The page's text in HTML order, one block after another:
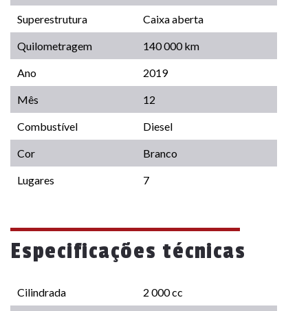
Superestrutura Caixa aberta
Quilometragem 140 000 km
Ano 2019
Mês 12
Combustível Diesel
Cor Branco
Lugares 7
Especificações técnicas
Cilindrada 2 000 cc